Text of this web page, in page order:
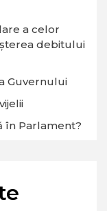
a celor
debitului
Guvernului
în Parlament?